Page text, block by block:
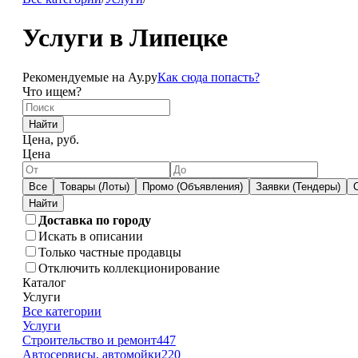
Услуги в Липецке
Рекомендуемые на Ау.руКак сюда попасть?
Что ищем?
Найти
Цена, руб.
Цена
Все Товары (Лоты) Промо (Объявления) Заявки (Тендеры)
Доставка по городу
Искать в описании
Только частные продавцы
Отключить коллекционирование
Каталог
Услуги
Все категории
Услуги
Строительство и ремонт447
Автосервисы, автомойки220